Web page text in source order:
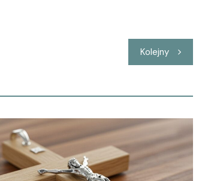
Kolejny